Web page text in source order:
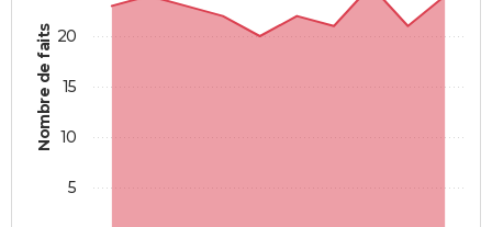
Nombre de faits
5
10
15
20